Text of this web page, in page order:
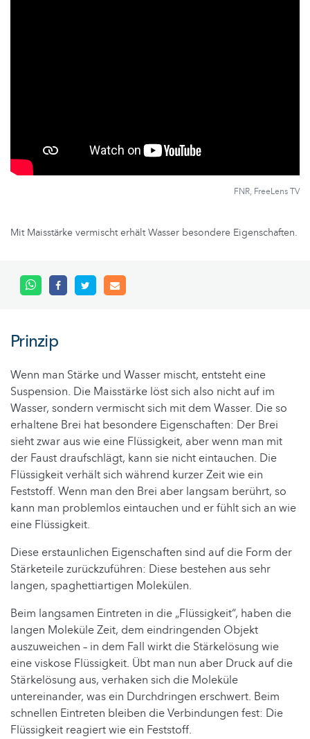
FNR, FreeLens TV
Mit Maisstärke vermischt erhält Wasser besondere Eigenschaften.
Prinzip
Wenn man Stärke und Wasser mischt, entsteht eine
Suspension. Die Maisstärke löst sich also nicht auf im
Wasser, sondern vermischt sich mit dem Wasser. Die so
erhaltene Brei hat besondere Eigenschaften: Der Brei
sieht zwar aus wie eine Flüssigkeit, aber wenn man mit
der Faust draufschlägt, kann sie nicht eintauchen. Die
Flüssigkeit verhält sich während kurzer Zeit wie ein
Feststoff. Wenn man den Brei aber langsam berührt, so
kann man problemlos eintauchen und er fühlt sich an wie
eine Flüssigkeit.
Diese erstaunlichen Eigenschaften sind auf die Form der
Stärketeile zurückzuführen: Diese bestehen aus sehr
langen, spaghettiartigen Molekülen.
Beim langsamen Eintreten in die „Flüssigkeit“, haben die
langen Moleküle Zeit, dem eindringenden Objekt
auszuweichen – in dem Fall wirkt die Stärkelösung wie
eine viskose Flüssigkeit. Übt man nun aber Druck auf die
Stärkelösung aus, verhaken sich die Moleküle
untereinander, was ein Durchdringen erschwert. Beim
schnellen Eintreten bleiben die Verbindungen fest: Die
Flüssigkeit reagiert wie ein Feststoff.